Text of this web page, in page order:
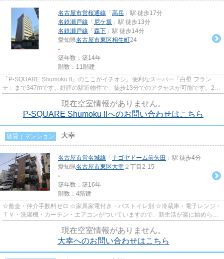
名古屋市営桜通線 「 高岳 」駅 徒歩17分
名鉄瀬戸線 「 尼ケ坂 」駅 徒歩13分
名鉄瀬戸線 「 森下 」駅 徒歩14分
愛知県名古屋市東区相生町24
-
築年数：築14年
階数：11階建
「P-SQUARE Shumoku II」のここがイチオシ。便利なスーパー「白壁 フラン
テ」まで347mです。好評の駅近物件で、徒歩13分でのアクセスが可能です。2駅
現在空室情報がありません。
P-SQUARE Shumoku IIへのお問い合わせはこちら
賃貸｜マンション 大幸
名古屋市営名城線 「 ナゴヤドーム前矢田 」駅 徒歩4分
愛知県名古屋市東区大幸 ２丁目2-15
-
築年数：築16年
階数：4階建
☆敷金・仲介手数料ゼロ ☆家具家電付き・バストイレ別 ☆冷蔵庫・電子レンジ・
ＴＶ・洗濯機・カーテン・エアコンがついていますので、新生活が楽に始められ
現在空室情報がありません。
大幸へのお問い合わせはこちら